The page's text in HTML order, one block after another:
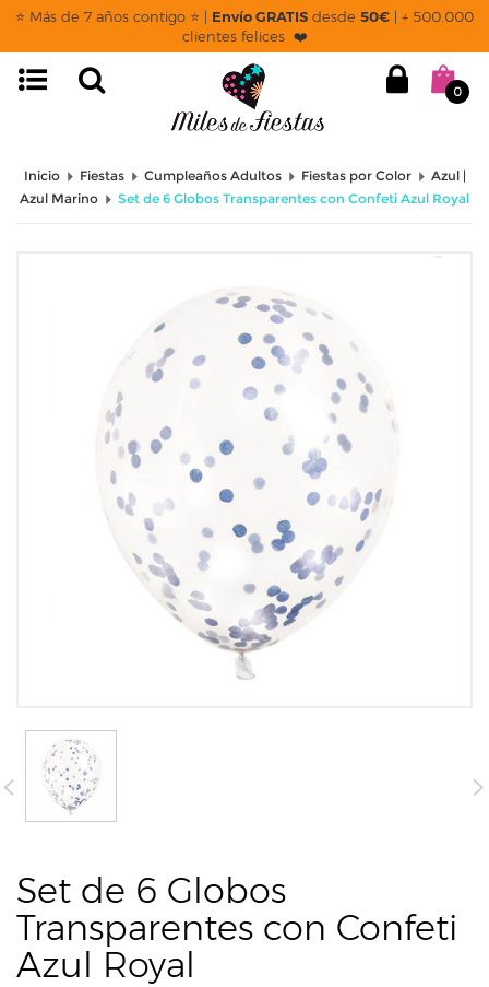
⭐ Más de 7 años contigo ⭐ | Envío GRATIS desde 50€ | + 500.000
clientes felices ❤️
0
Inicio Fiestas Cumpleaños Adultos Fiestas por Color
Azul |
Azul Marino
Set de 6 Globos Transparentes con Confeti Azul Royal
Set de 6 Globos
Transparentes con Confeti
Azul Royal